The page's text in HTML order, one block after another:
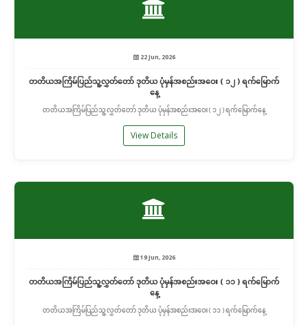
22 Jun, 2026
တတိယအကြိမ်ပြည်သူ့လွှတ်တော် ဒုတိယ ပုံမှန်အစည်းအဝေး ( ၁၂ ) ရက်မြောက်
နေ့
တတိယအကြိမ်ပြည်သူ့လွှတ်တော် ဒုတိယ ပုံမှန်အစည်းအဝေး ( ၁၂ ) ရက်မြောက်နေ့
View Details
19 Jun, 2026
တတိယအကြိမ်ပြည်သူ့လွှတ်တော် ဒုတိယ ပုံမှန်အစည်းအဝေး ( ၁၁ ) ရက်မြောက်
နေ့
တတိယအကြိမ်ပြည်သူ့လွှတ်တော် ဒုတိယ ပုံမှန်အစည်းအဝေး ( ၁၁ ) ရက်မြောက်နေ့